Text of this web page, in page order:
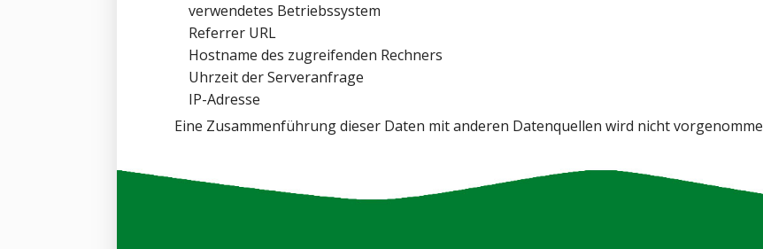
verwendetes Betriebssystem
Referrer URL
Hostname des zugreifenden Rechners
Uhrzeit der Serveranfrage
IP-Adresse
Eine Zusammenführung dieser Daten mit anderen Datenquellen wird nicht